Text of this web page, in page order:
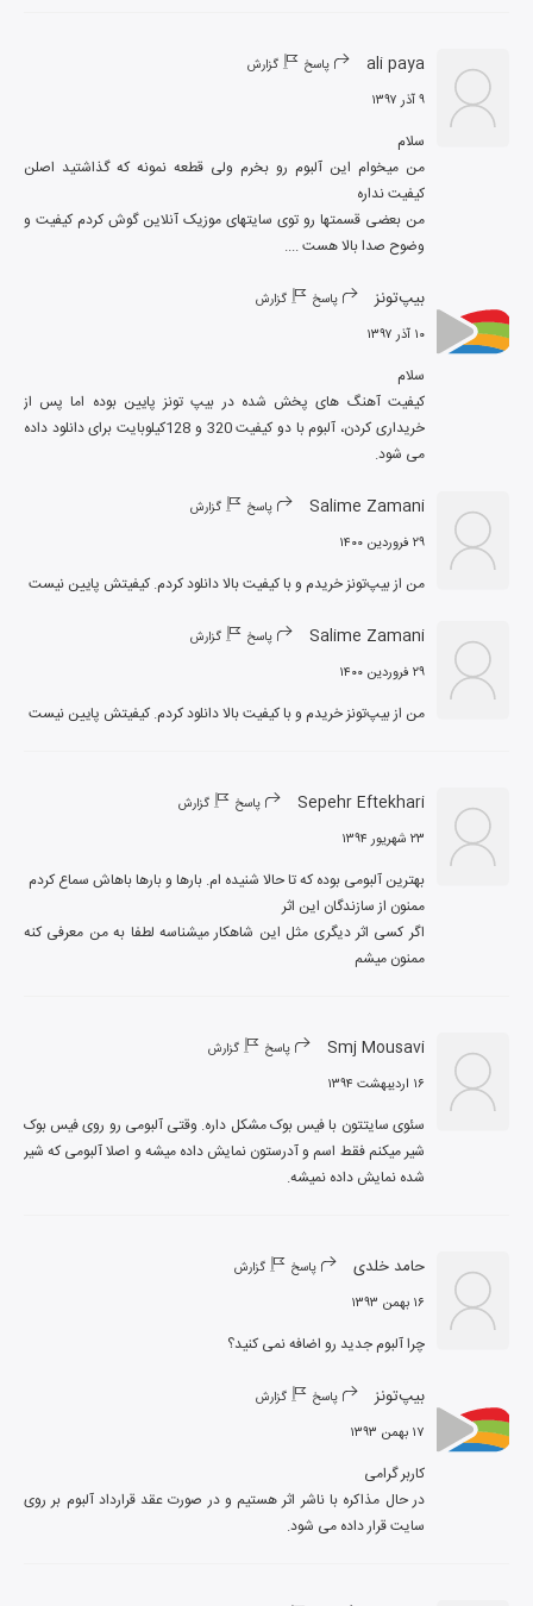
ali paya پاسخ گزارش
۹ آذر ۱۳۹۷
وضوح صدا بالا هست ....
بیپ‌تونز پاسخ گزارش
۱۰ آذر ۱۳۹۷
کیفیت آهنگ های پخش شده در بیپ تونز پایین بوده اما پس از
می شود.
Salime Zamani پاسخ گزارش
۲۹ فروردین ۱۴۰۰
من از بیپ‌تونز خریدم و با کیفیت بالا دانلود کردم. کیفیتش پایین نیست
Salime Zamani پاسخ گزارش
۲۹ فروردین ۱۴۰۰
من از بیپ‌تونز خریدم و با کیفیت بالا دانلود کردم. کیفیتش پایین نیست
Sepehr Eftekhari پاسخ گزارش
۲۳ شهریور ۱۳۹۴
اگر کسی اثر دیگری مثل این شاهکار میشناسه لطفا به من معرفی کنه
ممنون میشم
Smj Mousavi پاسخ گزارش
۱۶ اردیبهشت ۱۳۹۴
سئوی سایتتون با فیس بوک مشکل داره. وقتی آلبومی رو روی فیس بوک
شده نمایش داده نمیشه.
حامد خلدی پاسخ گزارش
۱۶ بهمن ۱۳۹۳
چرا آلبوم جدید رو اضافه نمی کنید؟
بیپ‌تونز پاسخ گزارش
۱۷ بهمن ۱۳۹۳
در حال مذاکره با ناشر اثر هستیم و در صورت عقد قرارداد آلبوم بر روی
سایت قرار داده می شود.